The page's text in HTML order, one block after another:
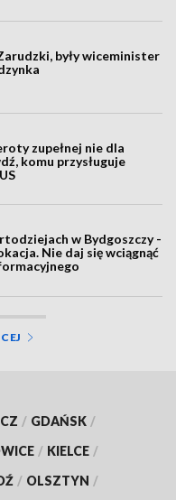
były wiceminister
zupełnej nie dla
komu przysługuje
w Bydgoszczy -
Nie daj się wciągnąć
/ GDAŃSK /
/ KIELCE /
/ OLSZTYN /